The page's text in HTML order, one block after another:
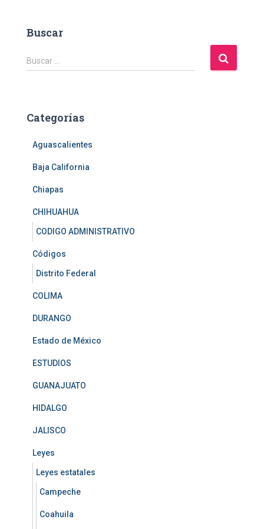
Buscar
B
u
r
Buscar …
Categorías
Aguascalientes
Baja California
Chiapas
CHIHUAHUA
CODIGO ADMINISTRATIVO
Códigos
Distrito Federal
COLIMA
DURANGO
Estado de México
ESTUDIOS
GUANAJUATO
HIDALGO
JALISCO
Leyes
Leyes estatales
Campeche
Coahuila